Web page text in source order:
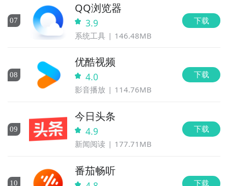
07
QQ浏览器
3.9
系统工具 146.48MB
下载
08
优酷视频
4.0
影音播放 114.76MB
下载
09
今日头条
4.9
新闻阅读 177.71MB
下载
10
番茄畅听
下载